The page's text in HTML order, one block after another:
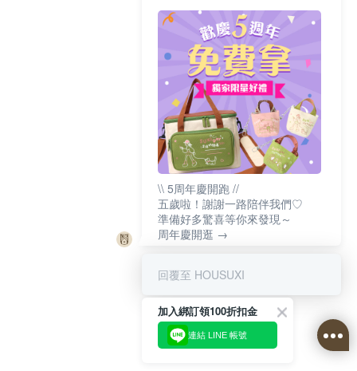
\\ 5周年慶開跑 //
五歲啦！謝謝一路陪伴我們♡
準備好多驚喜等你來發現～
周年慶開逛 →
回覆至 HOUSUXI
加入綁訂領100折扣金
連結 LINE 帳號